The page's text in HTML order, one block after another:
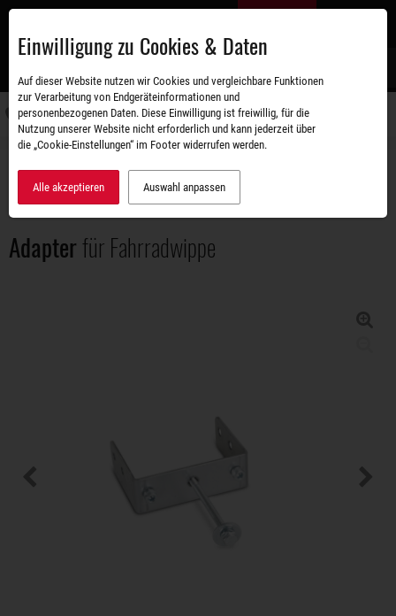
Zum
Adapterfür Fahrradwippe
Einwilligung zu Cookies & Daten
Auf dieser Website nutzen wir Cookies und vergleichbare Funktionen
zur Verarbeitung von Endgeräteinformationen und
personenbezogenen Daten. Diese Einwilligung ist freiwillig, für die
Nutzung unserer Website nicht erforderlich und kann jederzeit über
die „Cookie-Einstellungen“ im Footer widerrufen werden.
Alle akzeptieren Auswahl anpassen